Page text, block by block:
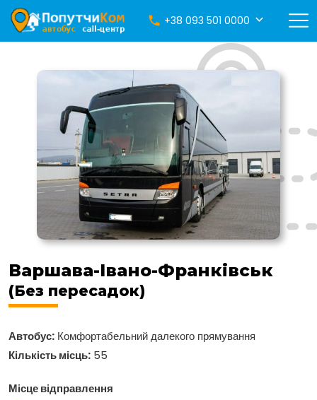
+38 093 501 0000
Варшава-Івано-Франківськ
(Без пересадок)
Автобус: Комфортабельний далекого прямування
Кількість місць: 55
Місце відправлення